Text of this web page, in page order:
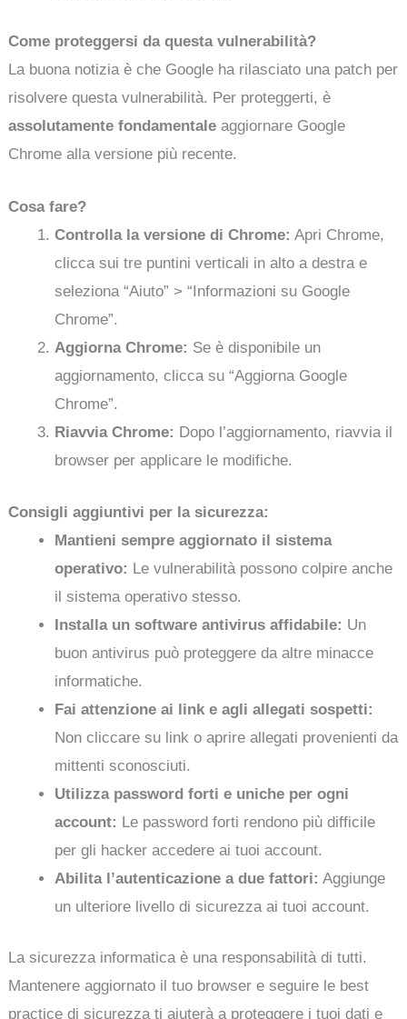
Come proteggersi da questa vulnerabilità?
La buona notizia è che Google ha rilasciato una patch per
risolvere questa vulnerabilità. Per proteggerti, è
assolutamente fondamentale aggiornare Google
Chrome alla versione più recente.
Cosa fare?
Controlla la versione di Chrome: Apri Chrome,
clicca sui tre puntini verticali in alto a destra e
seleziona “Aiuto” > “Informazioni su Google
Chrome”.
Aggiorna Chrome: Se è disponibile un
aggiornamento, clicca su “Aggiorna Google
Chrome”.
Riavvia Chrome: Dopo l’aggiornamento, riavvia il
browser per applicare le modifiche.
Consigli aggiuntivi per la sicurezza:
Mantieni sempre aggiornato il sistema
operativo: Le vulnerabilità possono colpire anche
il sistema operativo stesso.
Installa un software antivirus affidabile: Un
buon antivirus può proteggere da altre minacce
informatiche.
Fai attenzione ai link e agli allegati sospetti:
Non cliccare su link o aprire allegati provenienti da
mittenti sconosciuti.
Utilizza password forti e uniche per ogni
account: Le password forti rendono più difficile
per gli hacker accedere ai tuoi account.
Abilita l’autenticazione a due fattori: Aggiunge
un ulteriore livello di sicurezza ai tuoi account.
La sicurezza informatica è una responsabilità di tutti.
Mantenere aggiornato il tuo browser e seguire le best
practice di sicurezza ti aiuterà a proteggere i tuoi dati e